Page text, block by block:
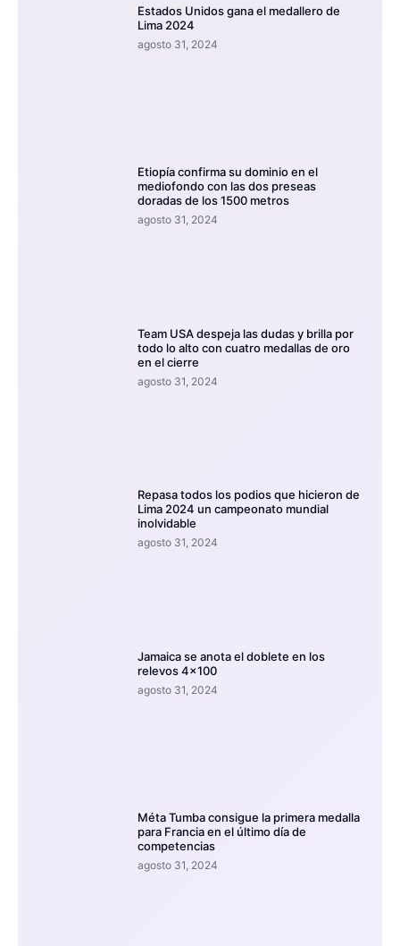
Estados Unidos gana el medallero de
Lima 2024
agosto 31, 2024
Etiopía confirma su dominio en el
mediofondo con las dos preseas
doradas de los 1500 metros
agosto 31, 2024
Team USA despeja las dudas y brilla por
todo lo alto con cuatro medallas de oro
en el cierre
agosto 31, 2024
Repasa todos los podios que hicieron de
Lima 2024 un campeonato mundial
inolvidable
agosto 31, 2024
Jamaica se anota el doblete en los
relevos 4×100
agosto 31, 2024
Méta Tumba consigue la primera medalla
para Francia en el último día de
competencias
agosto 31, 2024